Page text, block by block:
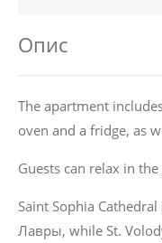
Опис
The apartment
oven and a fridge, as
Guests can relax in
Saint Sophia
Лавры, while St.